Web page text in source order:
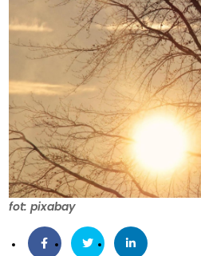
fot: pixabay